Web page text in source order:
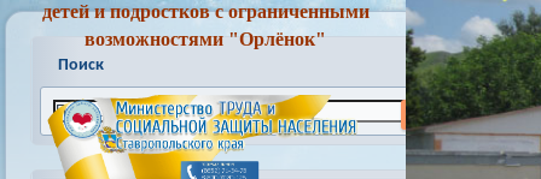
детей и подростков с ограниченными
возможностями "Орлёнок"
Поиск